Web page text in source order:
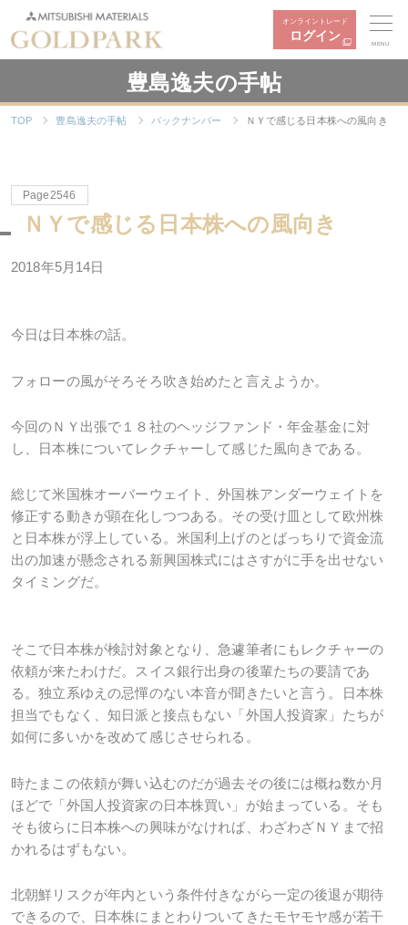
オンライントレード
ログイン
MENU
豊島逸夫の手帖
TOP 豊島逸夫の手帖 バックナンバー ＮＹで感じる日本株への風向き
Page2546
ＮＹで感じる日本株への風向き
2018年5月14日
今日は日本株の話。
フォローの風がそろそろ吹き始めたと言えようか。
今回のＮＹ出張で１８社のヘッジファンド・年金基金に対
し、日本株についてレクチャーして感じた風向きである。
総じて米国株オーバーウェイト、外国株アンダーウェイトを
修正する動きが顕在化しつつある。その受け皿として欧州株
と日本株が浮上している。米国利上げのとばっちりで資金流
出の加速が懸念される新興国株式にはさすがに手を出せない
タイミングだ。
そこで日本株が検討対象となり、急遽筆者にもレクチャーの
依頼が来たわけだ。スイス銀行出身の後輩たちの要請であ
る。独立系ゆえの忌憚のない本音が聞きたいと言う。日本株
担当でもなく、知日派と接点もない「外国人投資家」たちが
如何に多いかを改めて感じさせられる。
時たまこの依頼が舞い込むのだが過去その後には概ね数か月
ほどで「外国人投資家の日本株買い」が始まっている。そも
そも彼らに日本株への興味がなければ、わざわざＮＹまで招
かれるはずもない。
北朝鮮リスクが年内という条件付きながら一定の後退が期待
できるので、日本株にまとわりついてきたモヤモヤ感が若干